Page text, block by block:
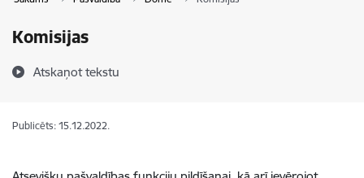
Komisijas
Atskaņot tekstu
Publicēts: 15.12.2022.